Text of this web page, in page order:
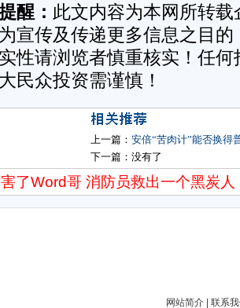
醒： 此文内容为本网所转
宣传及传递更多信息之目
性请浏览者慎重核实！任
民众投资需谨慎！
上一篇： 安倍“苦肉计”能否换得
下一篇：没有了
了Word哥 消防员救出一个黑炭人
网站简介
联系